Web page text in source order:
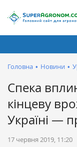
Головна • Новини •
Спека
кінцеву
Україні —
17 червня 2019, 11:20